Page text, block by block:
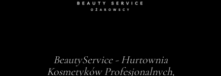
BeautyService - Hurtownia
Kosmetyków Profesjonalnych,